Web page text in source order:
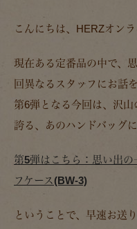
こんにちは、HERZオン
現在ある定番品の中で、
回異なるスタッフにお話
第6弾となる今回は、沢
誇る、あのハンドバッグ
第5弾はこちら：思い出
フケース(BW-3)
ということで、早速お送り